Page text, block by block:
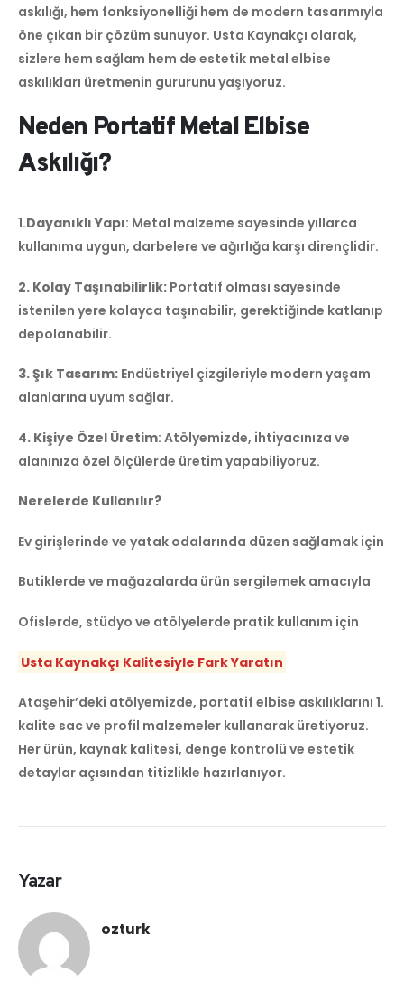
askılığı, hem fonksiyonelliği hem de modern tasarımıyla
öne çıkan bir çözüm sunuyor. Usta Kaynakçı olarak,
sizlere hem sağlam hem de estetik metal elbise
askılıkları üretmenin gururunu yaşıyoruz.
Neden Portatif Metal Elbise
Askılığı?
1.Dayanıklı Yapı: Metal malzeme sayesinde yıllarca
kullanıma uygun, darbelere ve ağırlığa karşı dirençlidir.
2. Kolay Taşınabilirlik: Portatif olması sayesinde
istenilen yere kolayca taşınabilir, gerektiğinde katlanıp
depolanabilir.
3. Şık Tasarım: Endüstriyel çizgileriyle modern yaşam
alanlarına uyum sağlar.
4. Kişiye Özel Üretim: Atölyemizde, ihtiyacınıza ve
alanınıza özel ölçülerde üretim yapabiliyoruz.
Nerelerde Kullanılır?
Ev girişlerinde ve yatak odalarında düzen sağlamak için
Butiklerde ve mağazalarda ürün sergilemek amacıyla
Ofislerde, stüdyo ve atölyelerde pratik kullanım için
Usta Kaynakçı Kalitesiyle Fark Yaratın
Ataşehir’deki atölyemizde, portatif elbise askılıklarını 1.
kalite sac ve profil malzemeler kullanarak üretiyoruz.
Her ürün, kaynak kalitesi, denge kontrolü ve estetik
detaylar açısından titizlikle hazırlanıyor.
Yazar
ozturk